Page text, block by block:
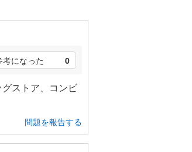
考になった 0
ストア、コンビ
問題を報告する